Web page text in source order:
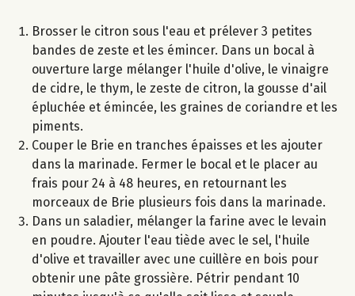
Brosser le citron sous l'eau et prélever 3 petites
bandes de zeste et les émincer. Dans un bocal à
ouverture large mélanger l'huile d'olive, le vinaigre
de cidre, le thym, le zeste de citron, la gousse d'ail
épluchée et émincée, les graines de coriandre et les
piments.
Couper le Brie en tranches épaisses et les ajouter
dans la marinade. Fermer le bocal et le placer au
frais pour 24 à 48 heures, en retournant les
morceaux de Brie plusieurs fois dans la marinade.
Dans un saladier, mélanger la farine avec le levain
en poudre. Ajouter l'eau tiède avec le sel, l'huile
d'olive et travailler avec une cuillère en bois pour
obtenir une pâte grossière. Pétrir pendant 10